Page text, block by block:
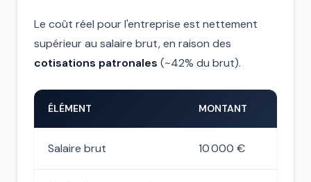
Le coût réel pour l'entreprise est nettement
supérieur au salaire brut, en raison des
cotisations patronales (~42% du brut).
ÉLÉMENT MONTANT
Salaire brut 10 000 €